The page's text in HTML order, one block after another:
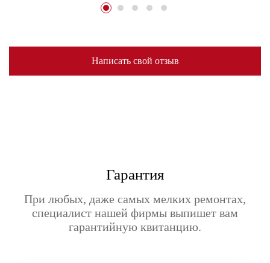
Написать свой отзыв
Гарантия
При любых, даже самых мелких ремонтах,
специалист нашей фирмы выпишет вам
гарантийную квитанцию.